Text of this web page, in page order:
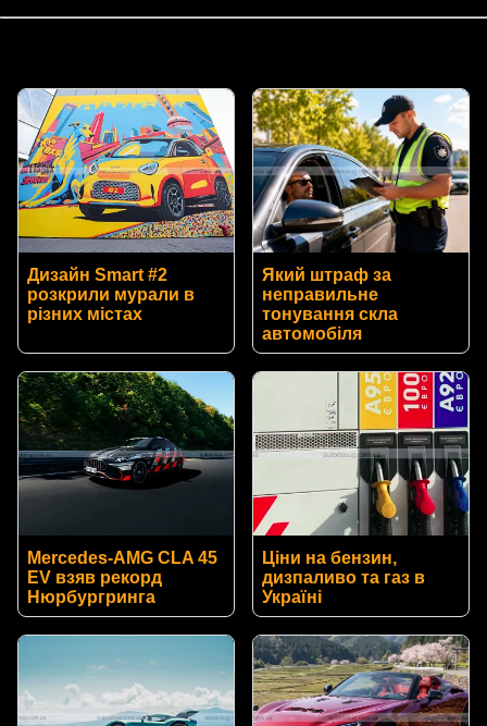
Дизайн Smart #2
розкрили мурали в
різних містах
Який штраф за
неправильне
тонування скла
автомобіля
Mercedes-AMG CLA 45
EV взяв рекорд
Нюрбургринга
Ціни на бензин,
дизпаливо та газ в
Україні